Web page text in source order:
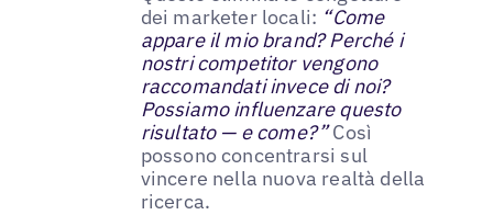
dei marketer locali: “Come
appare il mio brand? Perché i
nostri competitor vengono
raccomandati invece di noi?
Possiamo influenzare questo
risultato — e come?”Così
possono concentrarsi sul
vincere nella nuova realtà della
ricerca.